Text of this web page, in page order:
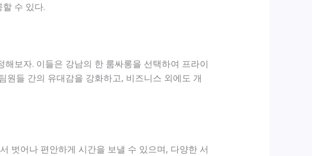
수 있다.
보자. 이들은 강남의 한 룸싸롱을 선택하여 프라이
원들 간의 유대감을 강화하고, 비즈니스 외에도 개
벗어나 편안하게 시간을 보낼 수 있으며, 다양한 서